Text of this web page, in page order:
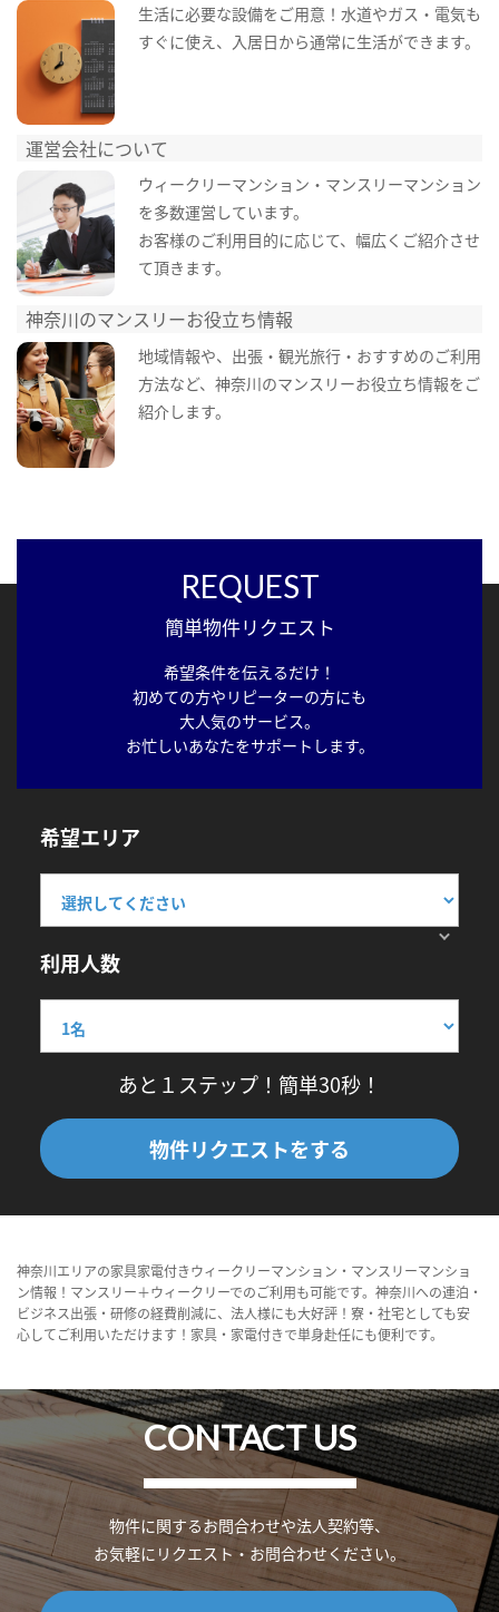
生活に必要な設備をご用意！水道やガス・電気も
すぐに使え、入居日から通常に生活ができます。
運営会社について
ウィークリーマンション・マンスリーマンション
を多数運営しています。
お客様のご利用目的に応じて、幅広くご紹介させ
て頂きます。
神奈川のマンスリーお役立ち情報
地域情報や、出張・観光旅行・おすすめのご利用
方法など、神奈川のマンスリーお役立ち情報をご
紹介します。
REQUEST
簡単物件リクエスト
希望条件を伝えるだけ！
初めての方やリピーターの方にも
大人気のサービス。
お忙しいあなたをサポートします。
希望エリア
利用人数
あと１ステップ！簡単30秒！
物件リクエストをする
神奈川エリアの家具家電付きウィークリーマンション・マンスリーマンショ
ン情報！マンスリー＋ウィークリーでのご利用も可能です。神奈川への連泊・
ビジネス出張・研修の経費削減に、法人様にも大好評！寮・社宅としても安
心してご利用いただけます！家具・家電付きで単身赴任にも便利です。
CONTACT US
物件に関するお問合わせや法人契約等、
お気軽にリクエスト・お問合わせください。